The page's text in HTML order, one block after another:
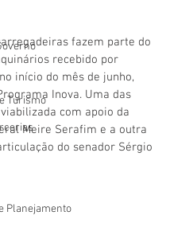
Turismo
Planejamento
fazem parte do
recebido por
início do mês de junho,
Inova. Uma das
com apoio da
Meire Serafim e a outra
do senador Sérgio